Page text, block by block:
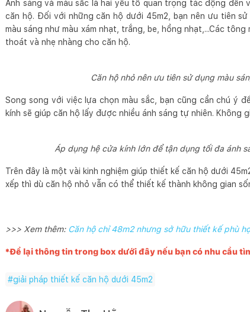
Ánh sáng và màu sắc là hai yếu tố quan trọng tác động
căn hộ. Đối với những căn hộ dưới 45m2, bạn nên ưu tiên
màu sáng như màu xám nhạt, trắng, be, hồng nhạt,...Các
thoát và nhẹ nhàng cho căn hộ.
Căn hộ nhỏ nên ưu tiên sử dụng màu
Song song với việc lựa chọn màu sắc, bạn cũng cần chú ý
kính sẽ giúp căn hộ lấy được nhiều ánh sáng tự nhiên.
Áp dụng hệ cửa kính lớn để tận dụng tối đa ánh
Trên đây là một vài kinh nghiệm giúp thiết kế căn hộ dưới
xếp thì dù căn hộ nhỏ vẫn có thể thiết kế thành không gian
>>> Xem thêm: Căn hộ chỉ 48m2 nhưng sở hữu thiết kế phù
*Để lại thông tin trong box dưới đây nếu bạn có nhu cầu
#giải pháp thiết kế căn hộ dưới 45m2